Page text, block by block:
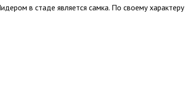
в стаде является самка. По своему характеру